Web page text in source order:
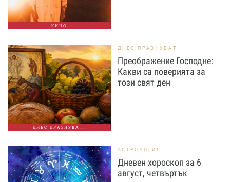
КИНО
ДНЕС ПРАЗНУВА...
ДНЕС ПРАЗНУВАТ
Преображение Господне:
Какви са поверията за
този свят ден
АСТРОЛОГИЯ
Дневен хороскоп за 6
август, четвъртък